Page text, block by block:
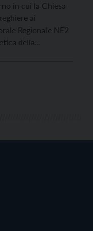
in cui la Chiesa
ai
Regionale NE2
della